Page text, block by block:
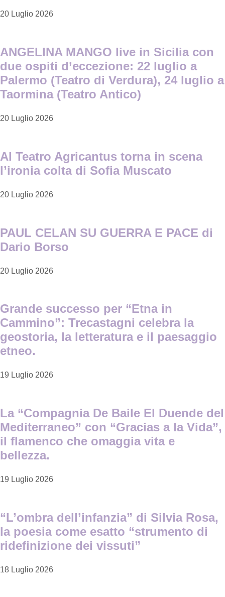
20 Luglio 2026
ANGELINA MANGO live in Sicilia con
due ospiti d’eccezione: 22 luglio a
Palermo (Teatro di Verdura), 24 luglio a
Taormina (Teatro Antico)
20 Luglio 2026
Al Teatro Agricantus torna in scena
l’ironia colta di Sofia Muscato
20 Luglio 2026
PAUL CELAN SU GUERRA E PACE di
Dario Borso
20 Luglio 2026
Grande successo per “Etna in
Cammino”: Trecastagni celebra la
geostoria, la letteratura e il paesaggio
etneo.
19 Luglio 2026
La “Compagnia De Baile El Duende del
Mediterraneo” con “Gracias a la Vida”,
il flamenco che omaggia vita e
bellezza.
19 Luglio 2026
“L’ombra dell’infanzia” di Silvia Rosa,
la poesia come esatto “strumento di
ridefinizione dei vissuti”
18 Luglio 2026